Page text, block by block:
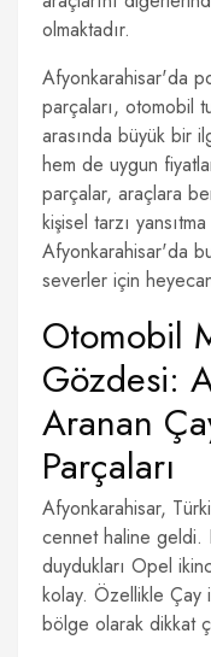
olmaktadır.
Afyonkarahisar'da
parçaları, otomobil
arasında büyük bir
hem de uygun
parçalar, araçlara
kişisel tarzı
Afyonkarahisar'da
severler için
Otomobil
Gözdesi:
Aranan
Parçaları
Afyonkarahisar,
cennet haline geldi.
duydukları Opel
kolay. Özellikle Çay
bölge olarak dikkat